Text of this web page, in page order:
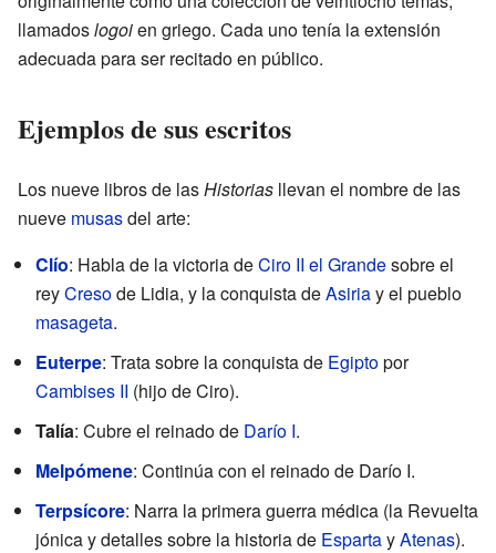
llamadoslogoien griego. Cada uno tenía la extensión
adecuada para ser recitado en público.
Ejemplos de sus escritos
Los nueve libros de lasHistorias llevan el nombre de las
nueve musasdel arte:
Clío: Habla de la victoria deCiro II el Grandesobre el
reyCresode Lidia, y la conquista deAsiriay el pueblo
masageta.
Euterpe: Trata sobre la conquista de Egiptopor
Cambises II (hijo de Ciro).
Talía: Cubre el reinado de Darío I.
Melpómene: Continúa con el reinado de Darío I.
Terpsícore: Narra la primera guerra médica (la Revuelta
jónica y detalles sobre la historia de EspartayAtenas).